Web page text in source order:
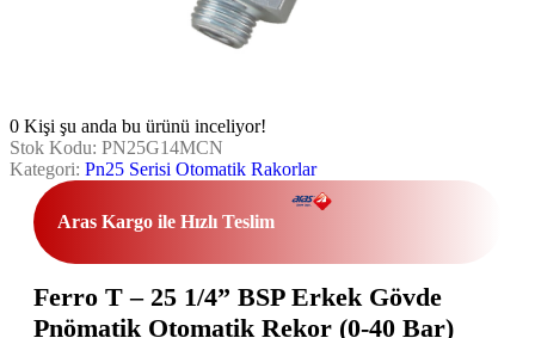
0 Kişi şu anda bu ürünü inceliyor!
Stok Kodu: PN25G14MCN
Kategori: Pn25 Serisi Otomatik Rakorlar
Aras Kargo ile Hızlı Teslim
Ferro T – 25 1/4” BSP Erkek Gövde
Pnömatik Otomatik Rekor (0-40 Bar)